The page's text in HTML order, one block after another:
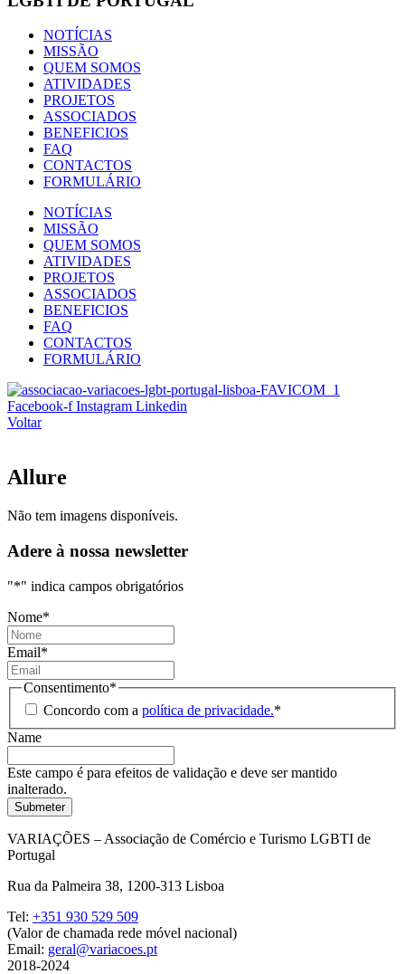
NOTÍCIAS
MISSÃO
QUEM SOMOS
ATIVIDADES
PROJETOS
ASSOCIADOS
BENEFICIOS
FAQ
CONTACTOS
FORMULÁRIO
NOTÍCIAS
MISSÃO
QUEM SOMOS
ATIVIDADES
PROJETOS
ASSOCIADOS
BENEFICIOS
FAQ
CONTACTOS
FORMULÁRIO
Facebook-f Instagram Linkedin
Voltar
Allure
Não tem imagens disponíveis.
Adere à nossa newsletter
"*" indica campos obrigatórios
Nome*
Email*
Consentimento*
Concordo com a política de privacidade.*
Name
Este campo é para efeitos de validação e deve ser mantido
inalterado.
VARIAÇÕES – Associação de Comércio e Turismo LGBTI de
Portugal
Rua da Palmeira 38, 1200-313 Lisboa
Tel: +351 930 529 509
(Valor de chamada rede móvel nacional)
Email: geral@variacoes.pt
2018-2024